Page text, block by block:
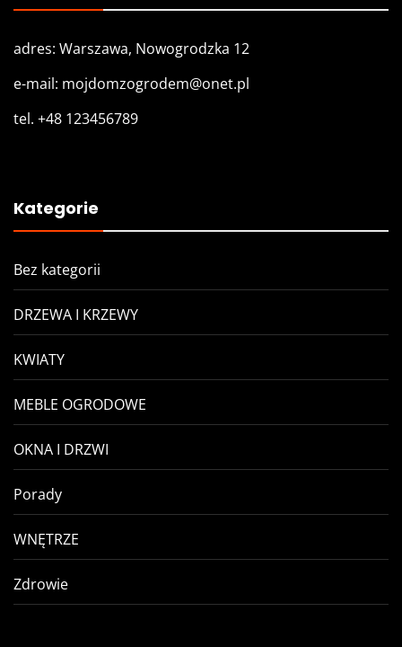
adres: Warszawa, Nowogrodzka 12
e-mail: mojdomzogrodem@onet.pl
tel. +48 123456789
Kategorie
Bez kategorii
DRZEWA I KRZEWY
KWIATY
MEBLE OGRODOWE
OKNA I DRZWI
Porady
WNĘTRZE
Zdrowie